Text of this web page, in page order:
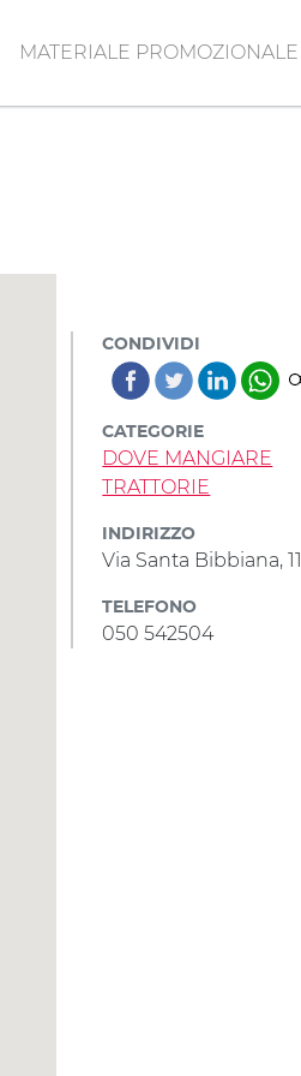
MATERIALE PROMOZIONALE
CONDIVIDI
CATEGORIE
DOVE MANGIARE
TRATTORIE
INDIRIZZO
Via Santa Bibbiana, 11
TELEFONO
050 542504